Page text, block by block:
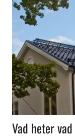
Vad heter